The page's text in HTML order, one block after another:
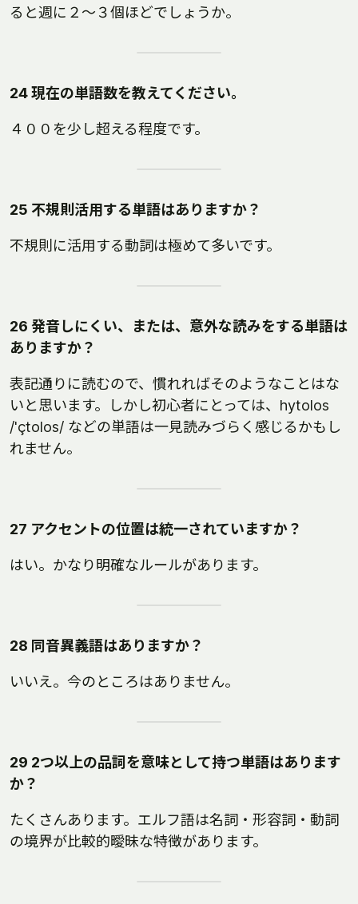
ると週に２〜３個ほどでしょうか。
24 現在の単語数を教えてください。
４００を少し超える程度です。
25 不規則活用する単語はありますか？
不規則に活用する動詞は極めて多いです。
26 発音しにくい、または、意外な読みをする単語は
ありますか？
表記通りに読むので、慣れればそのようなことはな
いと思います。しかし初心者にとっては、hytolos
/'çtolos/ などの単語は一見読みづらく感じるかもし
れません。
27 アクセントの位置は統一されていますか？
はい。かなり明確なルールがあります。
28 同音異義語はありますか？
いいえ。今のところはありません。
29 2つ以上の品詞を意味として持つ単語はあります
か？
たくさんあります。エルフ語は名詞・形容詞・動詞
の境界が比較的曖昧な特徴があります。